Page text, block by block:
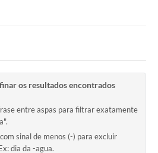
os resultados encontrados
entre aspas para filtrar exatamente
sinal de menos (-) para excluir
dia da -agua.